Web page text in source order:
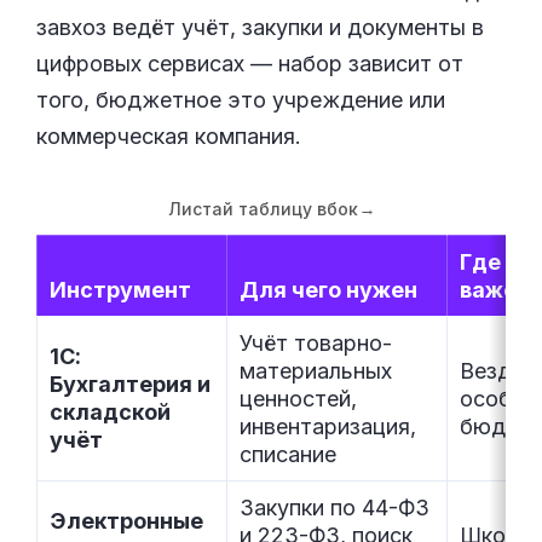
завхоз ведёт учёт, закупки и документы в
цифровых сервисах — набор зависит от
того, бюджетное это учреждение или
коммерческая компания.
Листай таблицу вбок →
Инструмент Для чего нужен
Где
важен
1С:
Бухгалтерия и
складской
учёт
Учёт товарно-
материальных
ценностей,
инвентаризация,
списание
Везде,
Электронные
Закупки по 44-ФЗ
и 223-ФЗ, поиск